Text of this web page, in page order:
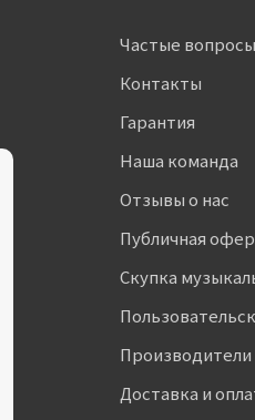
Частые вопросы
Контакты
Гарантия
Наша команда
Отзывы о нас
Публичная
Скупка
Производители
Доставка и